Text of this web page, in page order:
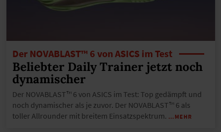
Der NOVABLAST™ 6 von ASICS im Test
Beliebter Daily Trainer jetzt noch
dynamischer
Der NOVABLAST™ 6 von ASICS im Test: Top gedämpft und
noch dynamischer als je zuvor. Der NOVABLAST™ 6 als
toller Allrounder mit breitem Einsatzspektrum. …MEHR